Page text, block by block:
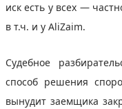
иск есть у всех —
в т.ч. и у AliZaim.
Судебное
способ решения
вынудит заемщика